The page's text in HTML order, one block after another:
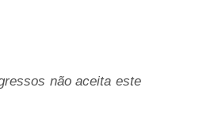
não aceita este